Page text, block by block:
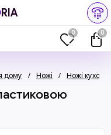
RIA
0 0
дому / Ножі / Ножі кухонні